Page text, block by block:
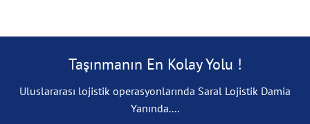
Taşınmanın En Kolay Yolu !
Uluslararası lojistik operasyonlarında Saral Lojistik Damia
Yanında....